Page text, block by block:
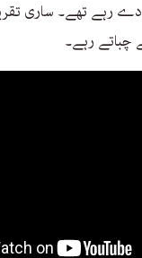
رہے تھے۔ ساری
چباتے رہے۔